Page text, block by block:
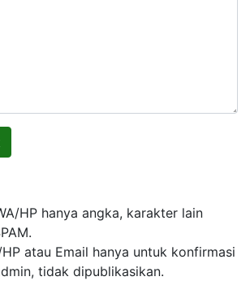
HP hanya angka, karakter lain
atau Email hanya untuk konfirmasi
tidak dipublikasikan.